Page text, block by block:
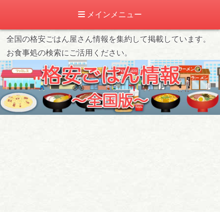
メインメニュー
全国の格安ごはん屋さん情報を集約して掲載しています。
お食事処の検索にご活用ください。